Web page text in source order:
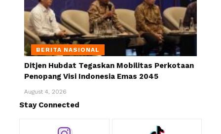
BERITA NASIONAL
Ditjen Hubdat Tegaskan Mobilitas Perkotaan
Penopang Visi Indonesia Emas 2045
August 4, 2026
Stay Connected